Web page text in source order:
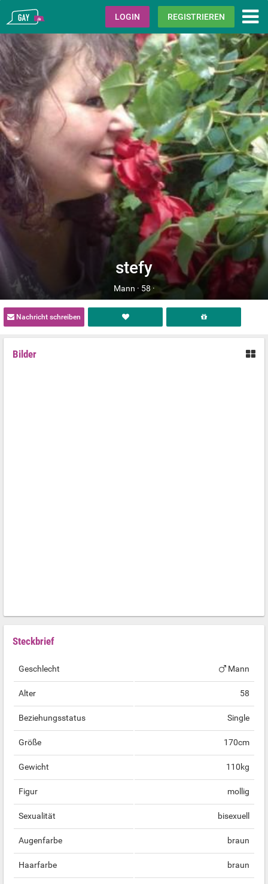
Gay.de LOGIN REGISTRIEREN
stefy
Mann · 58 ·
Nachricht schreiben
Bilder
Steckbrief
Geschlecht Mann
Alter 58
Beziehungsstatus Single
Größe 170cm
Gewicht 110kg
Figur mollig
Sexualität bisexuell
Augenfarbe braun
Haarfarbe braun